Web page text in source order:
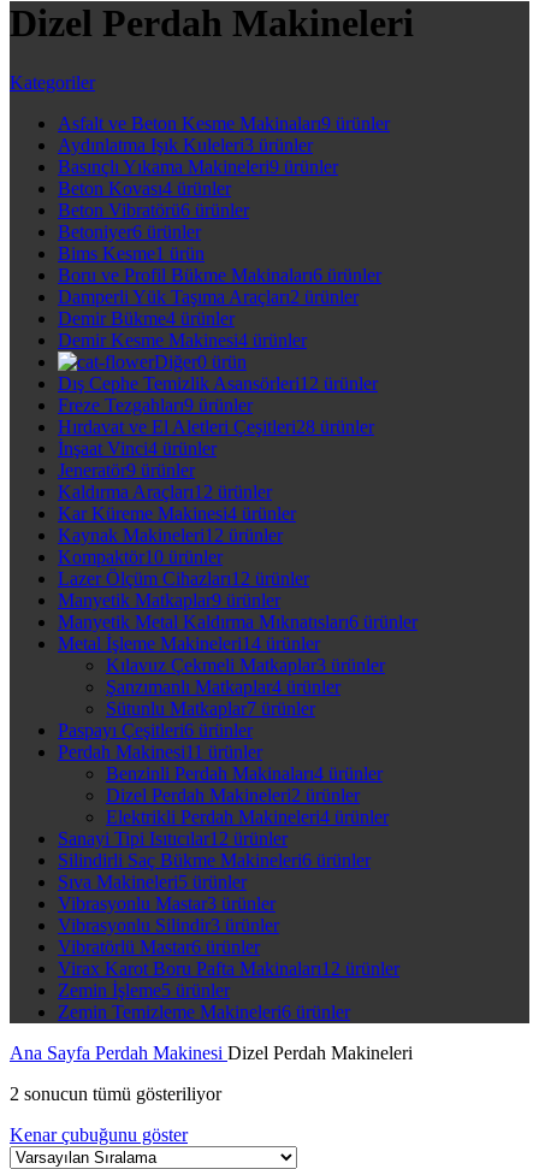
Dizel Perdah Makineleri
Kategoriler
Asfalt ve Beton Kesme Makinaları9 ürünler
Aydınlatma Işık Kuleleri3 ürünler
Basınçlı Yıkama Makineleri9 ürünler
Beton Kovası4 ürünler
Beton Vibratörü6 ürünler
Betoniyer6 ürünler
Bims Kesme1 ürün
Boru ve Profil Bükme Makinaları6 ürünler
Damperli Yük Taşıma Araçları2 ürünler
Demir Bükme4 ürünler
Demir Kesme Makinesi4 ürünler
Diğer0 ürün
Dış Cephe Temizlik Asansörleri12 ürünler
Freze Tezgahları9 ürünler
Hırdavat ve El Aletleri Çeşitleri28 ürünler
İnşaat Vinci4 ürünler
Jeneratör9 ürünler
Kaldırma Araçları12 ürünler
Kar Küreme Makinesi4 ürünler
Kaynak Makineleri12 ürünler
Kompaktör10 ürünler
Lazer Ölçüm Cihazları12 ürünler
Manyetik Matkaplar9 ürünler
Manyetik Metal Kaldırma Mıknatısları6 ürünler
Metal İşleme Makineleri14 ürünler
Kılavuz Çekmeli Matkaplar3 ürünler
Şanzımanlı Matkaplar4 ürünler
Sütunlu Matkaplar7 ürünler
Paspayı Çeşitleri6 ürünler
Perdah Makinesi11 ürünler
Benzinli Perdah Makinaları4 ürünler
Dizel Perdah Makineleri2 ürünler
Elektrikli Perdah Makineleri4 ürünler
Sanayi Tipi Isıtıcılar12 ürünler
Silindirli Saç Bükme Makineleri6 ürünler
Sıva Makineleri5 ürünler
Vibrasyonlu Mastar3 ürünler
Vibrasyonlu Silindir3 ürünler
Vibratörlü Mastar6 ürünler
Virax Karot Boru Pafta Makinaları12 ürünler
Zemin İşleme5 ürünler
Zemin Temizleme Makineleri6 ürünler
Ana Sayfa Perdah Makinesi Dizel Perdah Makineleri
2 sonucun tümü gösteriliyor
Kenar çubuğunu göster